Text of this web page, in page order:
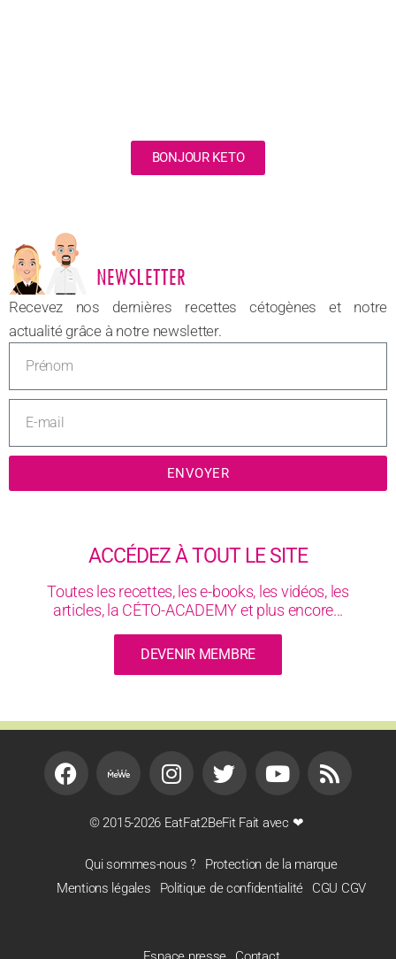
BONJOUR KETO
NOUVEAU
Recevez nos dernières recettes cétogènes et notre
actualité grâce à notre newsletter.
ENVOYER
ACCÉDEZ À TOUT LE SITE
Toutes les recettes, les e-books, les vidéos, les
articles, la CÉTO-ACADEMY et plus encore...
DEVENIR MEMBRE
© 2015-2026 EatFat2BeFit Fait avec ❤
Qui sommes-nous ?
Protection de la marque
Mentions légales
Politique de confidentialité CGU CGV